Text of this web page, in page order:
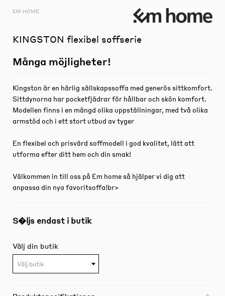
EM HOME
KINGSTON flexibel soffserie
Många möjligheter!
Kingston är en härlig sällskapssoffa med generös sittkomfort.
Sittdynorna har pocketfjädrar för hållbar och skön komfort.
Modellen finns i en mängd olika uppställningar, med två olika
armstöd och i ett stort utbud av tyger
En flexibel och prisvärd soffmodell i god kvalitet, lätt att
utforma efter ditt hem och din smak!
Välkommen in till oss på Em home så hjälper vi dig att
anpassa din nya favoritsoffa!br>
S�ljs endast i butik
Välj din butik
Välj butik